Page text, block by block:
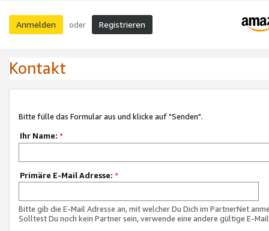
Anmelden oder Registrieren
Kontakt
Bitte fülle das Formular aus und klicke auf "Senden".
Ihr Name: *
Primäre E-Mail Adresse: *
Bitte gib die E-Mail Adresse an, mit welcher Du Dich im PartnerNet
Solltest Du noch kein Partner sein, verwende eine andere gültige E-